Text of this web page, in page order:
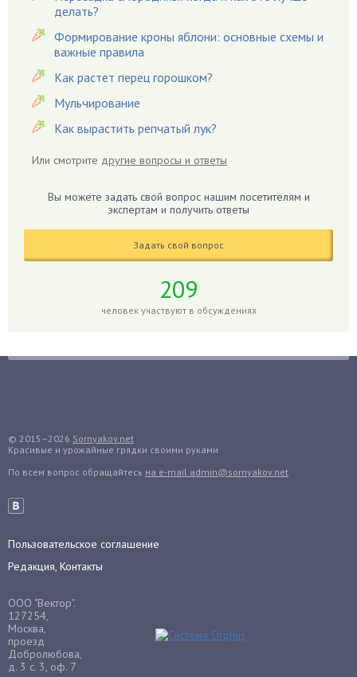
Виноград
Вишня
Вредители
Гардения
Гацания
Гвоздики
Герань
Гиппеаструм
Гладиолусы
Груша
Груши
Грядки
Дайкон
Декабрист
Дендробиум
Денежное дерево
Диффенбахия
делать?
Формирование кроны яблони: основные схемы и
важные правила
Как растет перец горошком?
Мульчирование
Как вырастить репчатый лук?
Или смотрите другие вопросы и ответы
Вы можете задать свой вопрос нашим посетителям и
экспертам и получить ответы
Задать свой вопрос
209
человек участвуют в обсуждениях
© 2015–2026 Sornyakov.net
Красивые и урожайные грядки своими руками
По всем вопрос обращайтесь на e-mail admin@sornyakov.net
Пользовательское соглашение
Редакция, Контакты
ООО "Вектор".
127254,
Москва,
проезд
Добролюбова,
д. 3 с. 3, оф. 7